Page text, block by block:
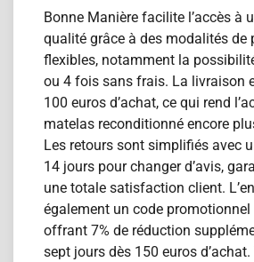
Bonne Manière facilite l’accès à
qualité grâce à des modalités de
flexibles, notamment la
ou 4 fois sans frais. La livraison
100 euros d’achat, ce qui rend
matelas reconditionn​é encore
Les retours sont simplifiés avec
14 jours pour changer d’avis,
une totale satisfaction client.
également un code promotionnel
offrant 7% de réduction
sept jours dès 150 euros